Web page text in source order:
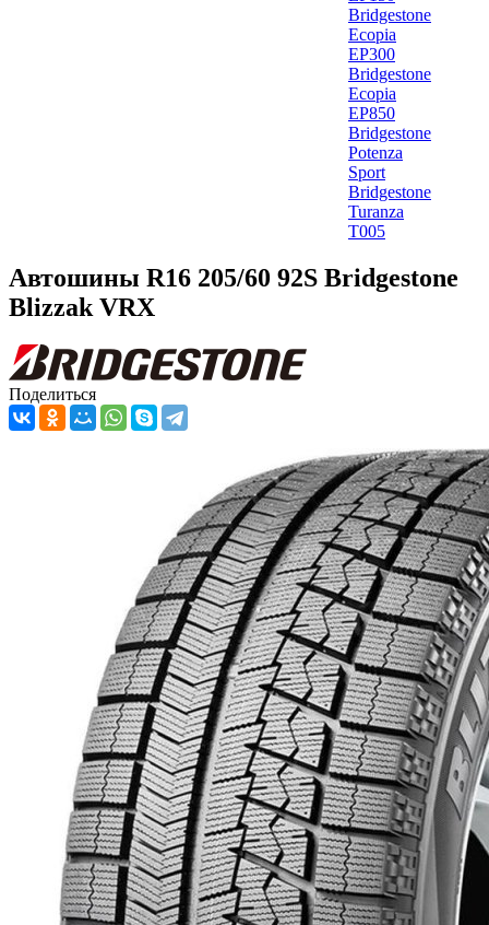
Bridgestone
Ecopia
EP300
Bridgestone
Ecopia
EP850
Bridgestone
Potenza
Sport
Bridgestone
Turanza
T005
Автошины R16 205/60 92S Bridgestone
Blizzak VRX
Поделиться